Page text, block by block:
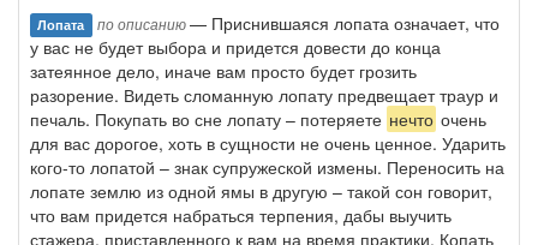
Лопата по описанию— Приснившаяся лопата означает, что
у вас не будет выбора и придется довести до конца
затеянное дело, иначе вам просто будет грозить
разорение. Видеть сломанную лопату предвещает траур и
печаль. Покупать во сне лопату – потеряете нечто очень
для вас дорогое, хоть в сущности не очень ценное. Ударить
кого-то лопатой – знак супружеской измены. Переносить на
лопате землю из одной ямы в другую – такой сон говорит,
что вам придется набраться терпения, дабы выучить
стажера, приставленного к вам на время практики. Копать